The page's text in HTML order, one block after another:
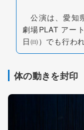
公演は、愛知
劇場PLAT アー
日㈰）でも行われ
体の動きを封印